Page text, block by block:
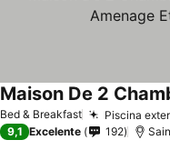
Bed & Breakfast Piscina
Ver preços
9,1 Excelente 192